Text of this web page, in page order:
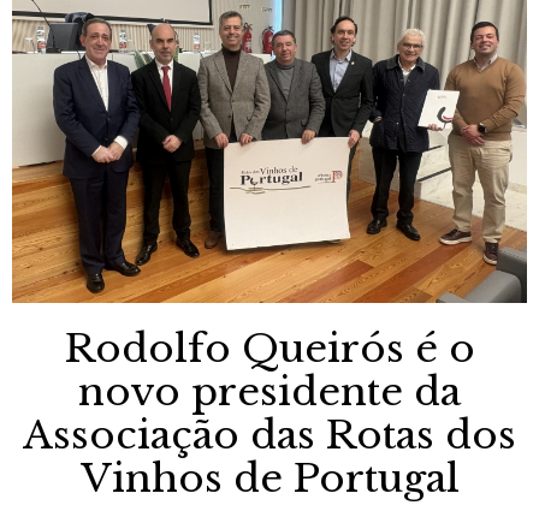
Rodolfo Queirós é o
novo presidente da
Associação das Rotas dos
Vinhos de Portugal